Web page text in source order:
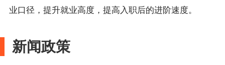
业口径，提升就业高度，提高入职后的进阶速度。
新闻政策